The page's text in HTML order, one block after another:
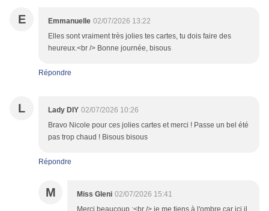
E Emmanuelle 02/07/2026 13:22
Elles sont vraiment très jolies tes cartes, tu dois faire des
heureux.<br /> Bonne journée, bisous
Répondre
L Lady DIY 02/07/2026 10:26
Bravo Nicole pour ces jolies cartes et merci ! Passe un bel été
pas trop chaud ! Bisous bisous
Répondre
M Miss Gleni 02/07/2026 15:41
Merci beaucoup ;<br /> je me tiens à l'ombre car ici il